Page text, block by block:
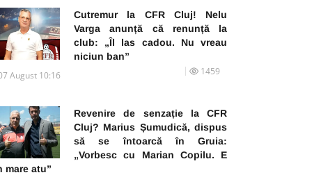
Cutremur la CFR Cluj! Nelu
Varga anunță că renunță la
club: „Îl las cadou. Nu vreau
niciun ban”
August 10:16 1459
Revenire de senzație la CFR
Cluj? Marius Șumudică, dispus
să se întoarcă în Gruia:
„Vorbesc cu Marian Copilu. E
mare atu”